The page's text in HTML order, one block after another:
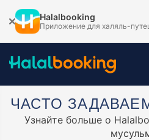
Halalbooking
Приложение для халяль-
ЧАСТО
Узнайте больше о